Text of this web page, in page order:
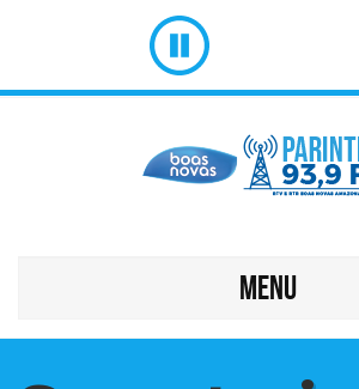
MENU